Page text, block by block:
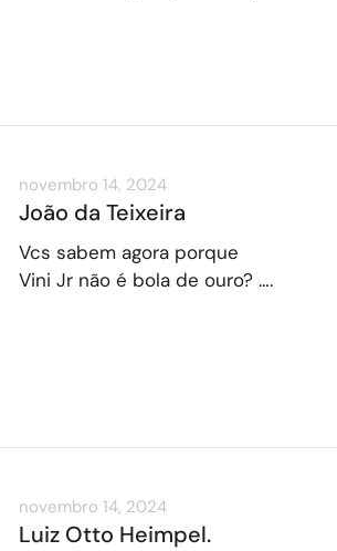
novembro 14, 2024
João da Teixeira
Vcs sabem agora porque
Vini Jr não é bola de ouro? ….
novembro 14, 2024
Luiz Otto Heimpel.